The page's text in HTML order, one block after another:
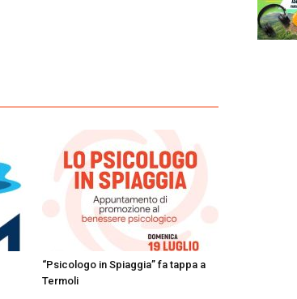
“Psicologo in Spiaggia” fa tappa a
Termoli